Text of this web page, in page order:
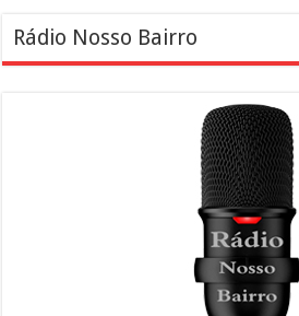
Rádio Nosso Bairro